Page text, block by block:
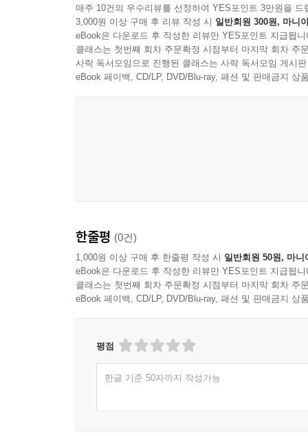
매주 10건의 우수리뷰를 선정하여 YES포인트 3만원을 드
3,000원 이상 구매 후 리뷰 작성 시 일반회원 300원, 마니
eBook은 다운로드 후 작성한 리뷰만 YES포인트 지급됩니
클래스는 첫번째 회차 주문확정 시점부터 마지막 회차 주
사락 독서모임으로 진행된 클래스는 사락 독서모임 게시
eBook 페이백, CD/LP, DVD/Blu-ray, 패션 및 판매금지 상
한줄평 (0건)
1,000원 이상 구매 후 한줄평 작성 시 일반회원 50원, 마니
eBook은 다운로드 후 작성한 리뷰만 YES포인트 지급됩니
클래스는 첫번째 회차 주문확정 시점부터 마지막 회차 주
eBook 페이백, CD/LP, DVD/Blu-ray, 패션 및 판매금지 상
평점
한글 기준 50자까지 작성가능